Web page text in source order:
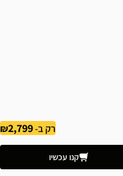
רק ב-2,799
קנו עכשיו